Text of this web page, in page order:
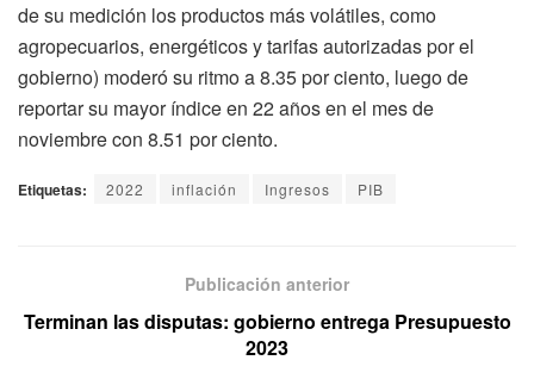
de su medición los productos más volátiles, como
agropecuarios, energéticos y tarifas autorizadas por el
gobierno) moderó su ritmo a 8.35 por ciento, luego de
reportar su mayor índice en 22 años en el mes de
noviembre con 8.51 por ciento.
Etiquetas: 2022 inflación Ingresos PIB
Publicación anterior
Terminan las disputas: gobierno entrega Presupuesto
2023